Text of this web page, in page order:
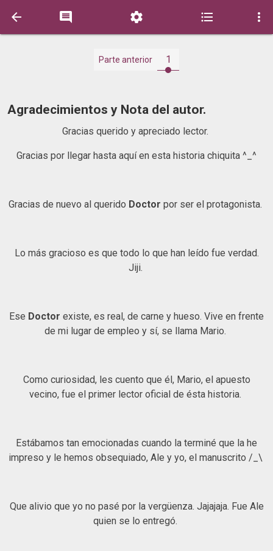
    
Parte anterior 1
Agradecimientos y Nota del autor.
Gracias querido y apreciado lector.
Gracias por llegar hasta aquí en esta historia chiquita ^_^
Gracias de nuevo al querido Doctor por ser el protagonista.
Lo más gracioso es que todo lo que han leído fue verdad.
Jiji.
Ese Doctor existe, es real, de carne y hueso. Vive en frente
de mi lugar de empleo y sí, se llama Mario.
Como curiosidad, les cuento que él, Mario, el apuesto
vecino, fue el primer lector oficial de ésta historia.
Estábamos tan emocionadas cuando la terminé que la he
impreso y le hemos obsequiado, Ale y yo, el manuscrito /_\
Que alivio que yo no pasé por la vergüenza. Jajajaja. Fue Ale
quien se lo entregó.